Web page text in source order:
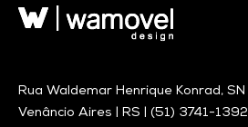
Rua Waldemar Henrique Konrad, SN
Venâncio Aires | RS | (51) 3741-1392